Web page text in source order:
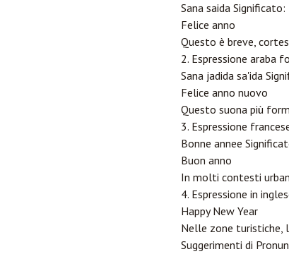
Sana saida Significato:
Felice anno
Questo è breve,
2. Espressione araba
Sana jadida sa'ida
Felice anno nuovo
Questo suona più
3. Espressione
Bonne annee
Buon anno
In molti contesti
4. Espressione in
Happy New Year
Nelle zone turistiche,
Suggerimenti di